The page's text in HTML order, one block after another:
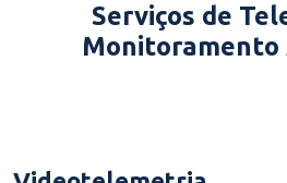
Serviços de
Monitoramento